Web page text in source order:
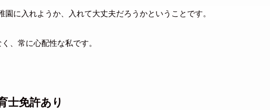
に入れようか、入れて大丈夫だろうかということです。
、常に心配性な私です。
士免許あり